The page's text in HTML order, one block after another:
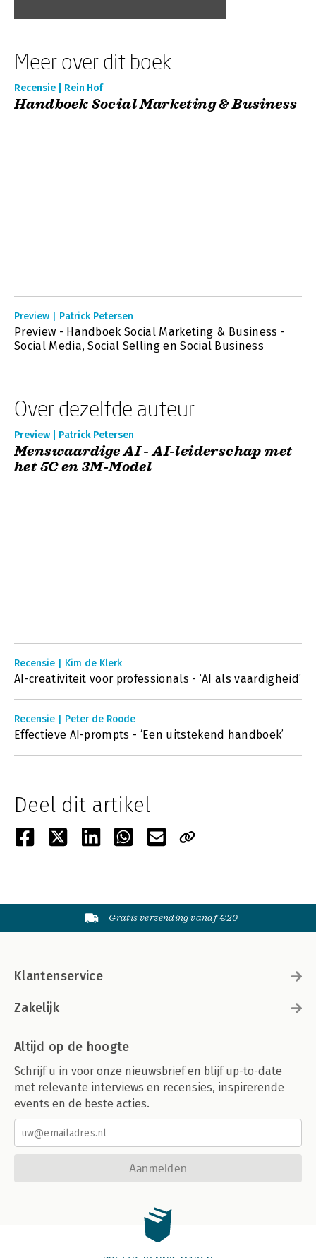
Meer over dit boek
Recensie | Rein Hof
Handboek Social Marketing & Business
Preview | Patrick Petersen
Preview - Handboek Social Marketing & Business -
Social Media, Social Selling en Social Business
Over dezelfde auteur
Preview | Patrick Petersen
Menswaardige AI - AI-leiderschap met
het 5C en 3M-Model
Recensie | Kim de Klerk
AI-creativiteit voor professionals - ‘AI als vaardigheid’
Recensie | Peter de Roode
Effectieve AI-prompts - ‘Een uitstekend handboek’
Deel dit artikel
Gratis verzending vanaf €20
Klantenservice
Zakelijk
Altijd op de hoogte
Schrijf u in voor onze nieuwsbrief en blijf up-to-date
met relevante interviews en recensies, inspirerende
events en de beste acties.
Aanmelden